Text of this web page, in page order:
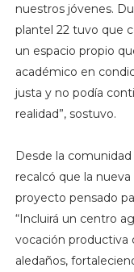
nuestros jóvenes.
plantel 22 tuvo que
un espacio propio
académico en
justa y no podía
realidad”, sostuvo.
Desde la
recalcó que la
proyecto pensado
“Incluirá un centro
vocación productiva
aledaños,